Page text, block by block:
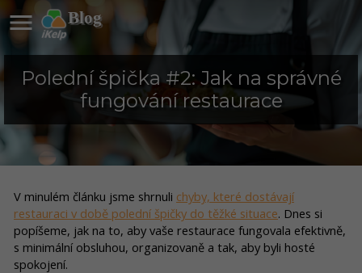
Blog

Polední špička #2: Jak na správné
fungování restaurace
V minulém článku jsme shrnuli chyby, které dostávají
restauraci v době polední špičky do těžké situace. Dnes si
popíšeme, jak na to, aby vaše restaurace fungovala efektivně,
s minimální obsluhou, organizovaně a tak, aby byli hosté
spokojení.